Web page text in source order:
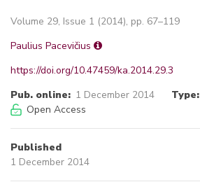
Volume 29, Issue 1 (2014), pp. 67–119
Paulius Pacevičius
https://doi.org/10.47459/ka.2014.29.3
Pub. online: 1 December 2014 Type:
Open Access
Published
1 December 2014